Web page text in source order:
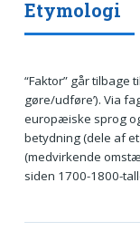
Etymologi
“Faktor” går tilbage
gøre/udføre’). Via
europæiske sprog
betydning (dele af
(medvirkende
siden 1700-1800-